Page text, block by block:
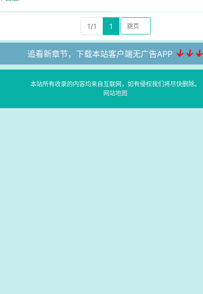
1/1 1
追看新章节，下载本站客户端无广告APP ↓↓↓
本站所有收录的内容均来自互联网，如有侵权我们将尽快删除。
网站地图